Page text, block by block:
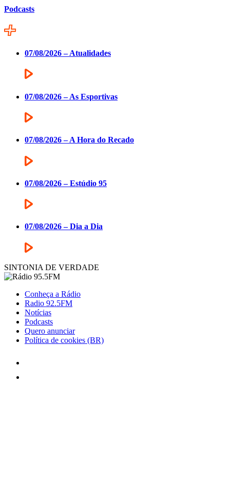
Podcasts
07/08/2026 – Atualidades
07/08/2026 – As Esportivas
07/08/2026 – A Hora do Recado
07/08/2026 – Estúdio 95
07/08/2026 – Dia a Dia
SINTONIA DE VERDADE
Conheça a Rádio
Radio 92.5FM
Notícias
Podcasts
Quero anunciar
Política de cookies (BR)